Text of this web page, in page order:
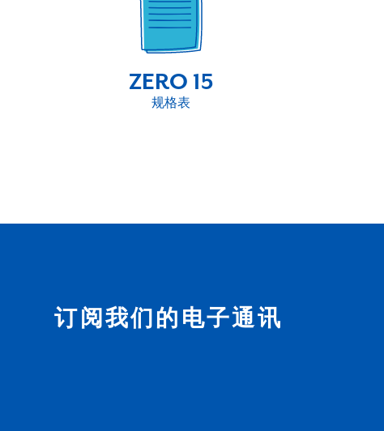
ZERO 15
规格表
订阅我们的电子通讯